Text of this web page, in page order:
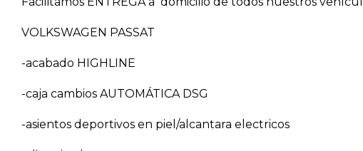
VOLKSWAGEN PASSAT
-acabado HIGHLINE
-caja cambios AUTOMÁTICA DSG
-asientos deportivos en piel/alcantara electricos